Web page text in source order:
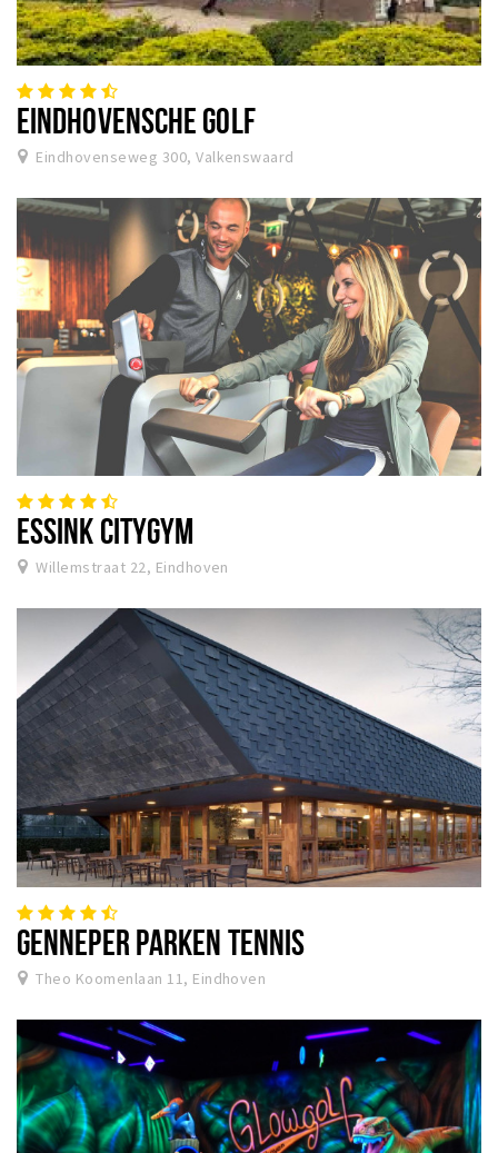
EINDHOVENSCHE GOLF
Eindhovenseweg 300, Valkenswaard
ESSINK CITYGYM
Willemstraat 22, Eindhoven
GENNEPER PARKEN TENNIS
Theo Koomenlaan 11, Eindhoven